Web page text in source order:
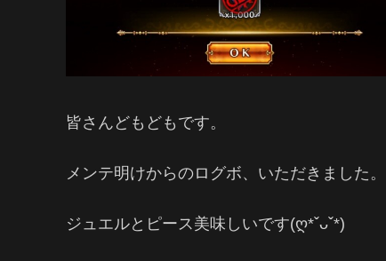
皆さんどもどもです。
メンテ明けからのログボ、いただきました。
ジュエルとピース美味しいです(ღ*ˇᴗˇ*)